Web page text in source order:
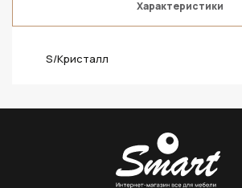
Характеристики
S/Кристалл